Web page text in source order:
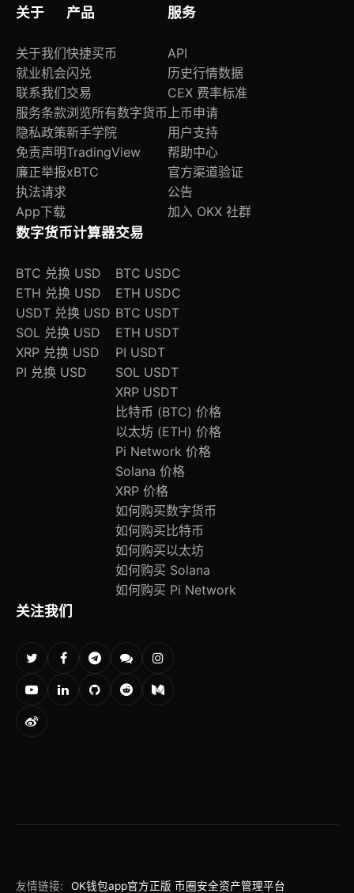
关注我们
关于
关于我们
就业机会
联系我们
服务条款
隐私政策
免责声明
廉正举报
执法请求
App下载
产品
快捷买币
闪兑
交易
浏览所有数字货币
新手学院
TradingView
xBTC
服务
API
历史行情数据
CEX 费率标准
上币申请
用户支持
帮助中心
官方渠道验证
公告
加入 OKX 社群
数字货币计算器
BTC 兑换 USD
ETH 兑换 USD
USDT 兑换 USD
SOL 兑换 USD
XRP 兑换 USD
PI 兑换 USD
交易
BTC USDC
ETH USDC
BTC USDT
ETH USDT
PI USDT
SOL USDT
XRP USDT
比特币 (BTC) 价格
以太坊 (ETH) 价格
Pi Network 价格
Solana 价格
XRP 价格
如何购买数字货币
如何购买比特币
如何购买以太坊
如何购买 Solana
如何购买 Pi Network
友情链接: OK钱包app官方正版 币圈安全资产管理平台